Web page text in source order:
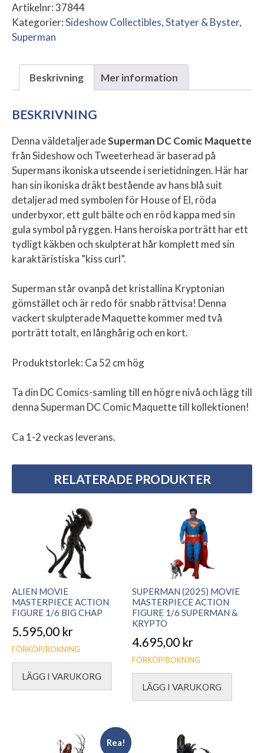
Artikelnr:37844
Kategorier:Sideshow Collectibles,Statyer & Byster,
Superman
Beskrivning Mer information
BESKRIVNING
Denna väldetaljeradeSuperman DC Comic Maquette
från Sideshow och Tweeterhead är baserad på
Supermans ikoniska utseende i serietidningen. Här har
han sin ikoniska dräkt bestående av hans blå suit
detaljerad med symbolen för House of El, röda
underbyxor, ett gult bälte och en röd kappa med sin
gula symbol på ryggen. Hans heroiska porträtt har ett
tydligt käkben och skulpterat hår komplett med sin
karaktäristiska ”kiss curl”.
Superman står ovanpå det kristallina Kryptonian
gömstället och är redo för snabb rättvisa! Denna
vackert skulpterade Maquette kommer med två
porträtt totalt, en långhårig och en kort.
Produktstorlek: Ca 52 cm hög
Ta din DC Comics-samling till en högre nivå och lägg till
denna Superman DC Comic Maquette till kollektionen!
Ca 1-2 veckas leverans.
RELATERADE PRODUKTER
ALIEN MOVIE
MASTERPIECE ACTION
FIGURE 1/6 BIG CHAP
5.595,00 kr
FÖRKÖP/BOKNING
LÄGG I VARUKORG
SUPERMAN (2025) MOVIE
MASTERPIECE ACTION
FIGURE 1/6 SUPERMAN &
KRYPTO
4.695,00 kr
FÖRKÖP/BOKNING
LÄGG I VARUKORG
Rea!